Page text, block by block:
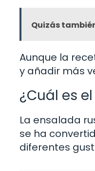
Quizás
Aunque la
y añadir más
¿Cuál es
La ensalada
se ha
diferentes